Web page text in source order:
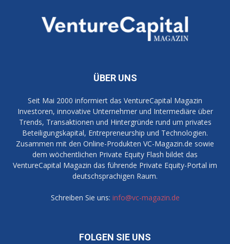
ÜBER UNS
Seit Mai 2000 informiert das VentureCapital Magazin
Investoren, innovative Unternehmer und Intermediäre über
Trends, Transaktionen und Hintergründe rund um privates
Beteiligungskapital, Entrepreneurship und Technologien.
Zusammen mit den Online-Produkten VC-Magazin.de sowie
dem wöchentlichen Private Equity Flash bildet das
VentureCapital Magazin das führende Private Equity-Portal im
deutschsprachigen Raum.
Schreiben Sie uns: info@vc-magazin.de
FOLGEN SIE UNS